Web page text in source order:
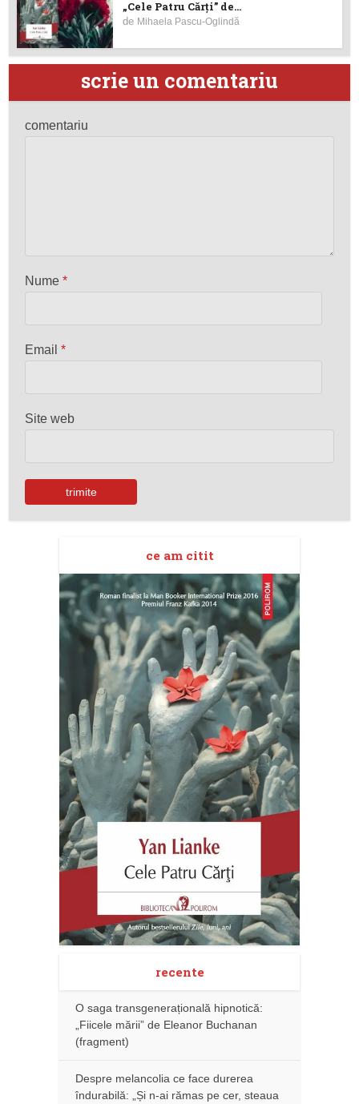
„Cele Patru Cărți” de...
de Mihaela Pascu-Oglindă
scrie un comentariu
comentariu
Nume*
Email*
Site web
ce am citit
recente
O saga transgenerațională hipnotică:
„Fiicele mării” de Eleanor Buchanan
(fragment)
Despre melancolia ce face durerea
îndurabilă: „Și n-ai rămas pe cer, steaua